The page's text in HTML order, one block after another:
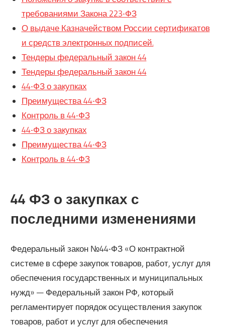
требованиями Закона 223-ФЗ
О выдаче Казначейством России сертификатов
и средств электронных подписей.
Тендеры федеральный закон 44
Тендеры федеральный закон 44
44-ФЗ о закупках
Преимущества 44-ФЗ
Контроль в 44-ФЗ
44-ФЗ о закупках
Преимущества 44-ФЗ
Контроль в 44-ФЗ
44 ФЗ о закупках с
последними изменениями
Федеральный закон №44-ФЗ «О контрактной
системе в сфере закупок товаров, работ, услуг для
обеспечения государственных и муниципальных
нужд» — Федеральный закон РФ, который
регламентирует порядок осуществления закупок
товаров, работ и услуг для обеспечения